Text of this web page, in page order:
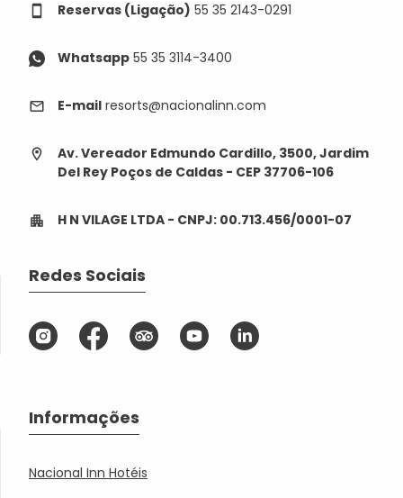
Reservas (Ligação) 55 35 2143-0291
Whatsapp 55 35 3114-3400
E-mail resorts@nacionalinn.com
Av. Vereador Edmundo Cardillo, 3500, Jardim
Del Rey Poços de Caldas - CEP 37706-106
H N VILAGE LTDA - CNPJ: 00.713.456/0001-07
Redes Sociais
Informações
Nacional Inn Hotéis